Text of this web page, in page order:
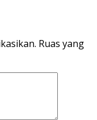
Ruas yang